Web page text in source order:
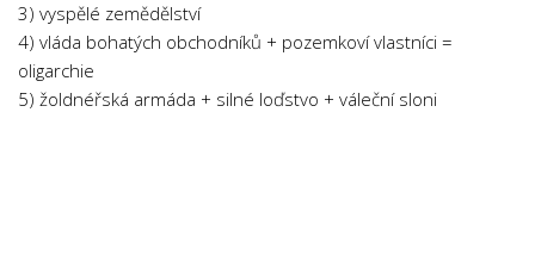
3) vyspělé zemědělství
4) vláda bohatých obchodníků + pozemkoví vlastníci =
oligarchie
5) žoldnéřská armáda + silné loďstvo + váleční sloni